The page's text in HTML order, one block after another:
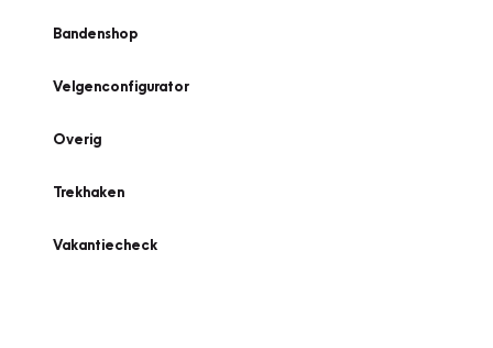
Bandenshop
Velgenconfigurator
Overig
Trekhaken
Vakantiecheck